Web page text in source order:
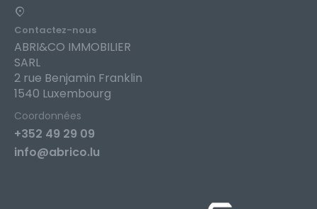
Contactez-nous
ABRI&CO IMMOBILIER
SARL
2 rue Benjamin Franklin
1540 Luxembourg
Coordonnées
+352 49 29 09
info@abrico.lu